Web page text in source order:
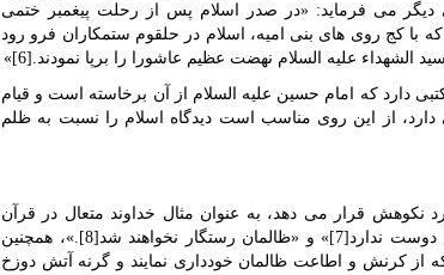
و یا در جایی دیگر می فرماید: «در صدر اسلام پس از رحلت پیغمبر ختمی
با کج روی های بنی امیه، اسلام در حلقوم ستمکاران فرو رود
الشهداء عليه السلام نهضت عظیم عاشورا را برپا نمودند.[6]»
دارد که امام حسین عليه السلام از آن برخاسته است و قیام
از این روی مناسب است دیدگاه اسلام را نسبت به ظلم
نکوهش قرار می دهد، به عنوان مثال خداوند متعال در قرآن
کریم اعلام می دارد که «خداوند ظالمان را دوست ندارد[7]» و «ظالمان رستگار نخواهند شد[8].»، همچنین
از کرنش و اطاعت ظالمان خودداری نمایند و گرنه آتش دوزخ